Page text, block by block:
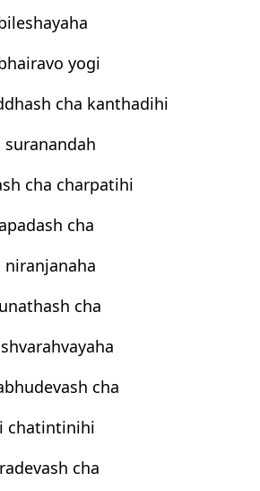
yogi
cha kanthadihi
cha charpatihi
cha
cha
cha
chatintinihi
cha